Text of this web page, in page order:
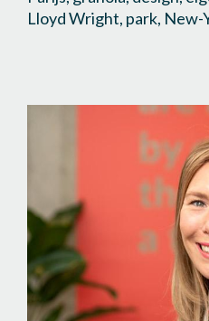
Lloyd Wright, park, New-